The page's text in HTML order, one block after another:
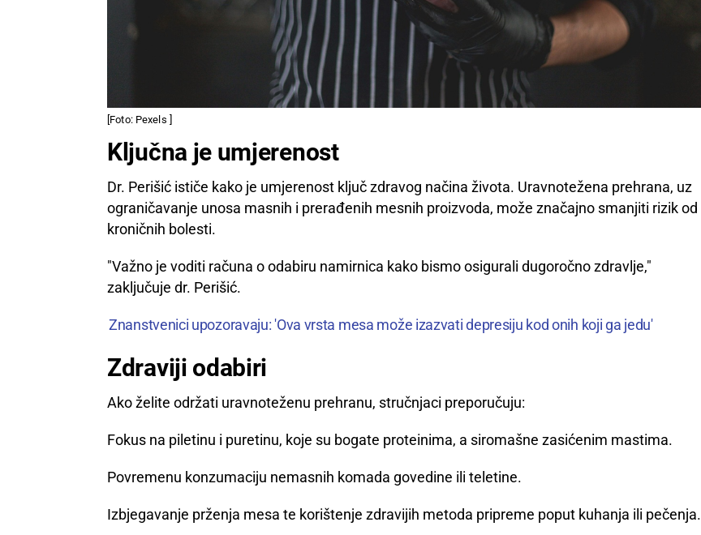
[Foto: Pexels ]
Ključna je umjerenost
Dr. Perišić ističe kako je umjerenost ključ zdravog načina života. Uravnotežena prehrana, uz
ograničavanje unosa masnih i prerađenih mesnih proizvoda, može značajno smanjiti rizik od
kroničnih bolesti.
"Važno je voditi računa o odabiru namirnica kako bismo osigurali dugoročno zdravlje,"
zaključuje dr. Perišić.
Znanstvenici upozoravaju: 'Ova vrsta mesa može izazvati depresiju kod onih koji ga jedu'
Zdraviji odabiri
Ako želite održati uravnoteženu prehranu, stručnjaci preporučuju:
Fokus na piletinu i puretinu, koje su bogate proteinima, a siromašne zasićenim mastima.
Povremenu konzumaciju nemasnih komada govedine ili teletine.
Izbjegavanje prženja mesa te korištenje zdravijih metoda pripreme poput kuhanja ili pečenja.